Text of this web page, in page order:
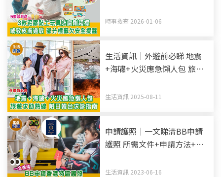
時事搜查 2026-01-06
生活資訊｜外遊前必睇 地震
+海嘯+火災應急懶人包 旅遊
生活資訊 2025-08-11
申請護照｜一文睇清BB申請
護照 所需文件+申請方法+照
生活資訊 2023-06-16